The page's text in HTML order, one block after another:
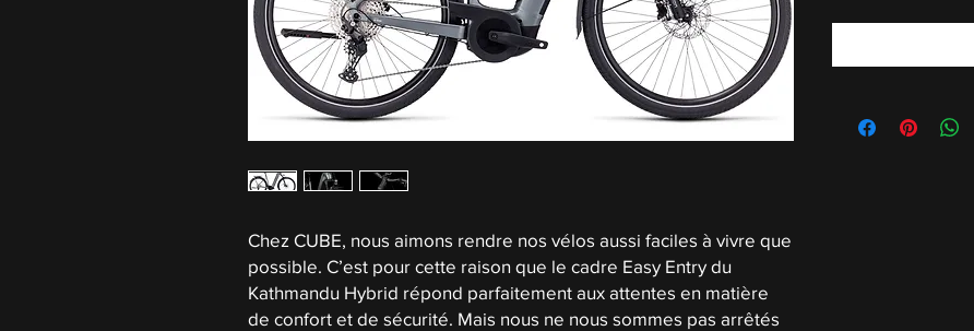
Chez CUBE, nous aimons rendre nos vélos aussi faciles à vivre que
possible. C’est pour cette raison que le cadre Easy Entry du
Kathmandu Hybrid répond parfaitement aux attentes en matière
de confort et de sécurité. Mais nous ne nous sommes pas arrêtés